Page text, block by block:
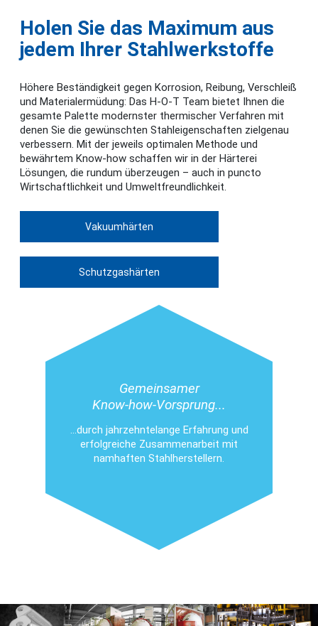
Holen Sie das Maximum aus
jedem Ihrer Stahlwerkstoffe
Höhere Beständigkeit gegen Korrosion, Reibung, Verschleiß
und Materialermüdung: Das H-O-T Team bietet Ihnen die
gesamte Palette modernster thermischer Verfahren mit
denen Sie die gewünschten Stahleigenschaften zielgenau
verbessern. Mit der jeweils optimalen Methode und
bewährtem Know-how schaffen wir in der Härterei
Lösungen, die rundum überzeugen – auch in puncto
Wirtschaftlichkeit und Umweltfreundlichkeit.
Vakuumhärten
Schutzgashärten
Gemeinsamer
Know-how-Vorsprung...
…durch jahrzehntelange Erfahrung und
erfolgreiche Zusammenarbeit mit
namhaften Stahlherstellern.